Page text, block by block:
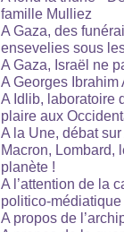
famille Mulliez
A Gaza, des
ensevelies sous
A Gaza, Israël ne
A Georges Ibrahim
A Idlib, laboratoire
plaire aux
A la Une, débat
Macron, Lombard,
planète !
A l’attention de la
politico-
A propos de